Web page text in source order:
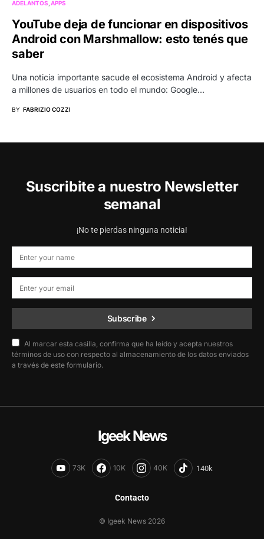
ADELANTOS APPS
YouTube deja de funcionar en dispositivos
Android con Marshmallow: esto tenés que
saber
Una noticia importante sacude el ecosistema Android y afecta
a millones de usuarios en todo el mundo: Google…
BY FABRIZIO COZZI
Suscribite a nuestro Newsletter
semanal
¡No te pierdas ninguna noticia!
Subscribe
Al marcar esta casilla, confirma que ha leído y acepta nuestros
términos de uso con respecto al almacenamiento de los datos enviados
a través de este formulario.
Igeek News
73K 10K 40K
Contacto
© Igeek News 2026